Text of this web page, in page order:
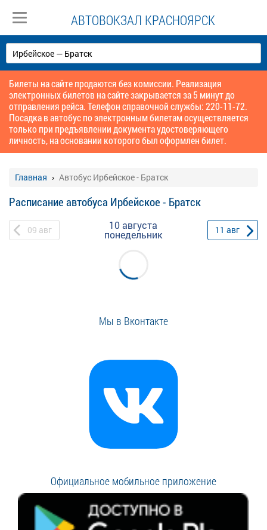
АВТОВОКЗАЛ КРАСНОЯРСК
Билеты на сайте продаются без комиссии. Реализация
электронных билетов на сайте закрывается за 5 минут до
отправления рейса. Телефон справочной службы: 220-11-72.
Посадка в автобус по электронным билетам осуществляется
только при предъявлении документа удостоверяющего
личность, на основании которого был оформлен билет.
Главная Автобус Ирбейское - Братск
Расписание автобуса Ирбейское - Братск
09 авг 10 августа
понедельник 11 авг
Мы в Вконтакте
Официальное мобильное приложение